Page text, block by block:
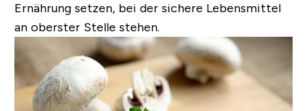
Ernährung setzen, bei der sichere Lebensmittel
an oberster Stelle stehen.